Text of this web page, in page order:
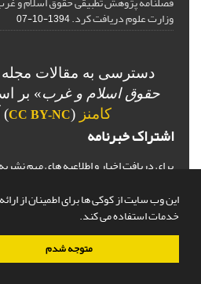
این وب سایت از کوکی ها برای اطمینان از
خدمات استفاده می کند.
متوجه شدم
وزارت علوم دریافت کرد.1394-10-07
دسترسی به مقالات
حقوق اسلام و غرب» بر
کامنز (
CC BY-NC
)
اشتراک خبرنامه
برای دریافت اخبار و اطلاعیه های مهم